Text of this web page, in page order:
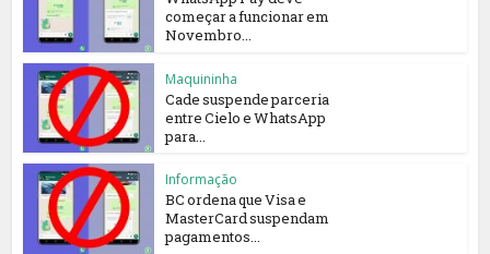
começar a funcionar em
Novembro...
Maquininha
Cade suspende parceria
entre Cielo e WhatsApp
para...
Informação
BC ordena que Visa e
MasterCard suspendam
pagamentos...